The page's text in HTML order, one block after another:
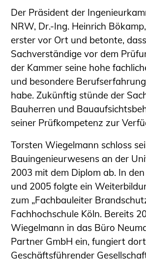
Fortbildung/Seminare
Informationen für
Ingenieure
Recht
Planungswettbewerbe
Publikationen
Stellenbörse
Staatlich anerkannte
Öffentlich bestellte und
Sachverständige
Prüfsachverständige
Qualifizierte Tragwerksplaner/-
Bauvorlageberechtigte
Sachkundige für Zustands- und
Funktionsprüfung privater
Abwasserleitungen
Vereinbarungen mit
Ingenieurkammern
Der Präsident der
NRW, Dr.-Ing. Heinrich
erster vor Ort und betonte,
Sachverständige vor dem
der Kammer seine hohe
und besondere
habe. Zukünftig stünde der
Bauherren und
seiner Prüfkompetenz zur
Torsten Wiegelmann schloss
Bauingenieurwesens an der
2003 mit dem Diplom ab. In
und 2005 folgte ein
zum „Fachbauleiter
Fachhochschule Köln. Bereits
Wiegelmann in das Büro
Partner GmbH ein, fungiert
Geschäftsführender